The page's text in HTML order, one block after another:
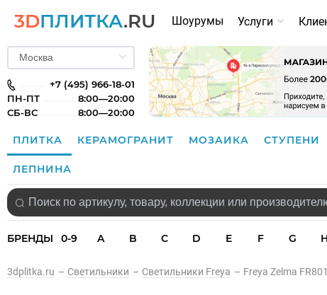
3DПЛИТКА.RU Шоурумы Услуги
+7 (495) 966-18-01
ПН-ПТ
8:00—20:00
СБ-ВС
8:00—20:00
ПЛИТКА КЕРАМОГРАНИТ МОЗАИКА СТУПЕНИ
ЛЕПНИНА
БРЕНДЫ 0-9 A B C D E F G H
3dplitka.ru – Светильники – Светильники Freya – Freya Zelma